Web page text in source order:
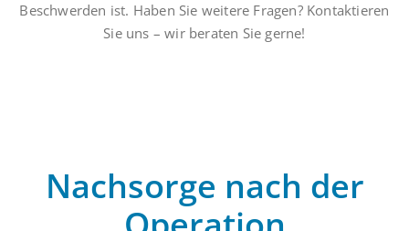
Beschwerden ist. Haben Sie weitere Fragen? Kontaktieren
Sie uns – wir beraten Sie gerne!
Nachsorge nach der